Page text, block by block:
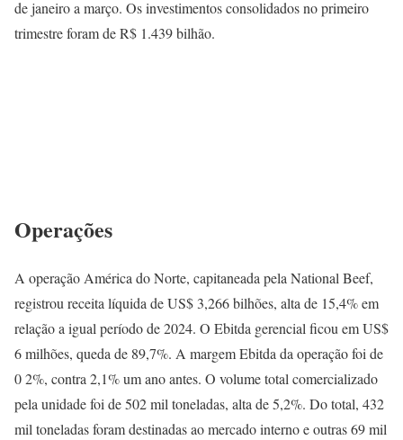
de janeiro a março. Os investimentos consolidados no primeiro
trimestre foram de R$ 1.439 bilhão.
Operações
A operação América do Norte, capitaneada pela National Beef,
registrou receita líquida de US$ 3,266 bilhões, alta de 15,4% em
relação a igual período de 2024. O Ebitda gerencial ficou em US$
6 milhões, queda de 89,7%. A margem Ebitda da operação foi de
0 2%, contra 2,1% um ano antes. O volume total comercializado
pela unidade foi de 502 mil toneladas, alta de 5,2%. Do total, 432
mil toneladas foram destinadas ao mercado interno e outras 69 mil